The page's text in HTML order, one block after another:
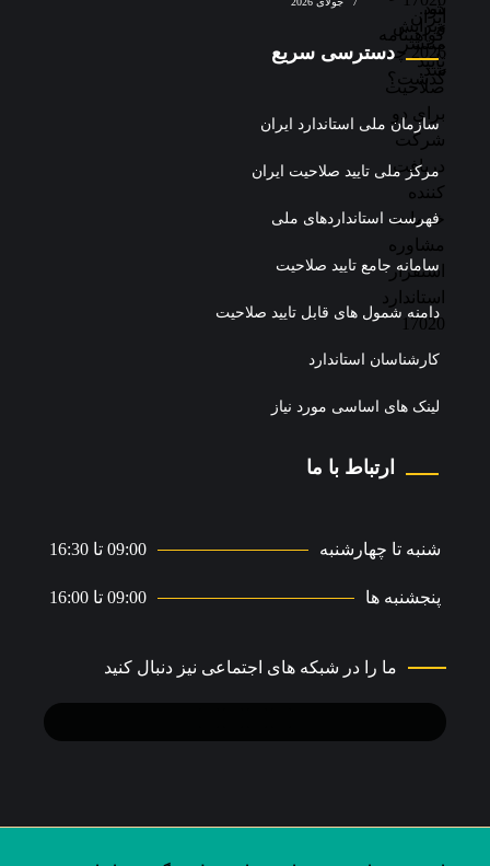
دسترسی سریع
سازمان ملی استاندارد ایران
مرکز ملی تایید صلاحیت ایران
فهرست استانداردهای ملی
سامانه جامع تایید صلاحیت
دامنه شمول های قابل تایید صلاحیت
کارشناسان استاندارد
لینک های اساسی مورد نیاز
ارتباط با ما
شنبه تا چهارشنبه 09:00 تا 16:30
پنجشنبه ها 09:00 تا 16:00
ما را در شبکه های اجتماعی نیز دنبال کنید